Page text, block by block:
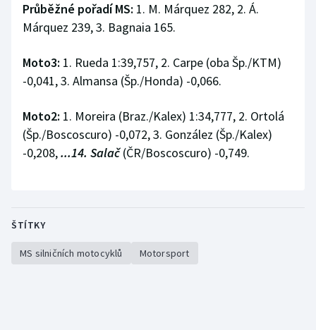
Průběžné pořadí MS: 1. M. Márquez 282, 2. Á.
Márquez 239, 3. Bagnaia 165.
Moto3: 1. Rueda 1:39,757, 2. Carpe (oba Šp./KTM)
-0,041, 3. Almansa (Šp./Honda) -0,066.
Moto2: 1. Moreira (Braz./Kalex) 1:34,777, 2. Ortolá
(Šp./Boscoscuro) -0,072, 3. González (Šp./Kalex)
-0,208,...14. Salač(ČR/Boscoscuro) -0,749.
ŠTÍTKY
MS silničních motocyklů Motorsport